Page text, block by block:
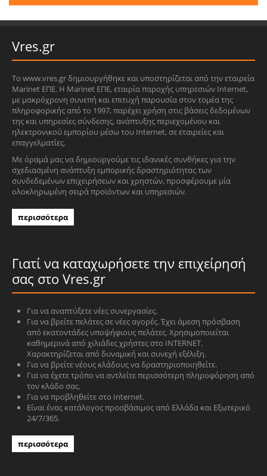
Vres.gr
Το www.vres.gr δημιουργήθηκε και υποστηρίζεται από την εταιρεία
Marinet ΕΠΕ. Η Marinet ΕΠΕ, εταιρία παροχής υπηρεσιών Internet,
με μακρόχρονη συνεπή και επιτυχή παρουσία στον τομέα της
πληροφορικής από το 1997, παρέχει χρήση στις βάσεις δεδομένων
της και υπηρεσίες σύνδεσης, ανάπτυξης περιεχομένου και
ηλεκτρονικού εμπορίου μέσω του Internet, σε εταιρείες και
επαγγελματίες.
Με όραμά μας να δημιουργούμε τις ιδανικές συνθήκες για την
σχεδιασμένη ανάπτυξη εμπορικής δραστηριότητας των
συνδεδεμένων επιχειρήσεων και χρηστών, προσφέρουμε μία
ολοκληρωμένη σειρά προϊόντων και υπηρεσιών.
περισσότερα
Γιατί να καταχωρήσετε την επιχείρησή
σας στο Vres.gr
Για να αναπτύξετε νέες συνεργασίες.
Για να βρείτε πελάτες σε νέες αγορές. Έχει άμεση πρόσβαση
από εκατοντάδες υποψήφιους πελάτες. Χρησιμοποιείται
καθημερινά από χιλιάδες χρήστες στο INTERNET.
Χαρακτηρίζεται από δυναμική και συνεχή εξέλιξη.
Για να βρείτε νέους κλάδους να δραστηριοποιηθείτε.
Για να έχετε τρόπο να αντλείτε περισσότερη πληροφόρηση από
τον κλάδο σας.
Για να προβληθείτε στο Internet.
Είναι ένας κατάλογος προσβάσιμος από Ελλάδα και Εξωτερικό
24/7/365.
περισσότερα